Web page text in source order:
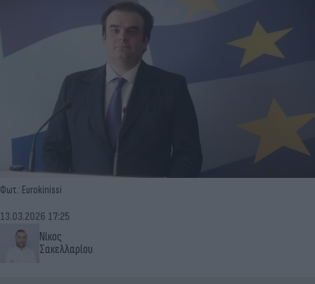
Φωτ.: Eurokinissi
Νίκος
Σακελλαρίου
13.03.2026 17:25